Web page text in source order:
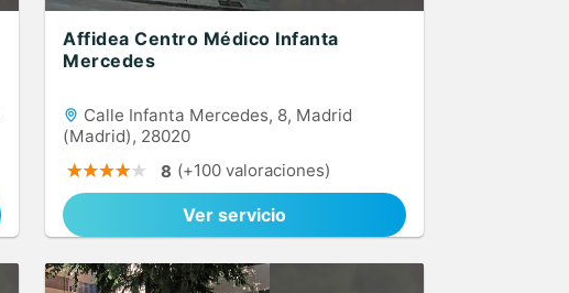
Affidea Centro Médico Infanta
Mercedes
Calle Infanta Mercedes, 8, Madrid
(Madrid), 28020
8 (+100 valoraciones)
Ver servicio